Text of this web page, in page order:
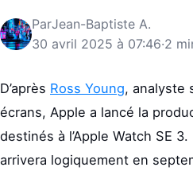
ParJean-Baptiste A.
30 avril 2025 à 07:46·2
D’après Ross Young, analyste
écrans, Apple a lancé la
destinés à l’Apple Watch SE
arrivera logiquement en